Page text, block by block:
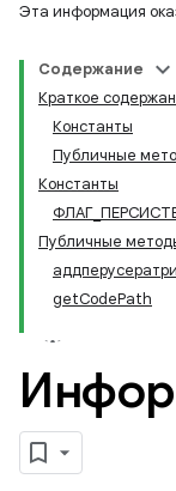
Эта информация
Содержание
Краткое
Константы
Публичные
Константы
Публичные
getCodePath